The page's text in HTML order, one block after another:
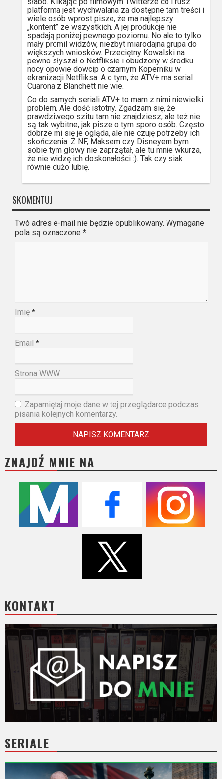
słabo. Klikając po filmowym Twitterze co i rusz
platforma jest wychwalana za dostępne tam treści i
wiele osób wprost pisze, że ma najlepszy
„kontent” ze wszystkich. A jej produkcje nie
spadają poniżej pewnego poziomu. No ale to tylko
mały promil widzów, niezbyt miarodajna grupa do
większych wniosków. Przeciętny Kowalski na
pewno słyszał o Netfliksie i obudzony w środku
nocy opowie dowcip o czarnym Koperniku w
ekranizacji Netfliksa. A o tym, że ATV+ ma serial
Cuarona z Blanchett nie wie.
Co do samych seriali ATV+ to mam z nimi niewielki
problem. Ale dość istotny. Zgadzam się, że
prawdziwego szitu tam nie znajdziesz, ale też nie
są tak wybitne, jak pisze o tym sporo osób. Często
dobrze mi się je ogląda, ale nie czuję potrzeby ich
skończenia. Z NF, Maksem czy Disneyem bym
sobie tym głowy nie zaprzątał, ale tu mnie wkurza,
że nie widzę ich doskonałości :). Tak czy siak
równie dużo lubię.
SKOMENTUJ
Twó adres e-mail nie będzie opublikowany. Wymagane
pola są oznaczone *
Imię *
Email *
Strona WWW
Zapamiętaj moje dane w tej przeglądarce podczas
pisania kolejnych komentarzy.
ZNAJDŹ MNIE NA
KONTAKT
SERIALE